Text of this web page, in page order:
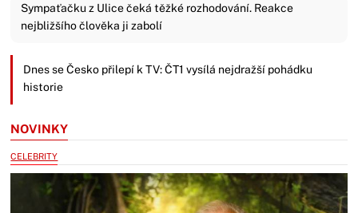
Sympaťačku z Ulice čeká těžké rozhodování. Reakce
nejbližšího člověka ji zabolí
Dnes se Česko přilepí k TV: ČT1 vysílá nejdražší pohádku
historie
NOVINKY
CELEBRITY